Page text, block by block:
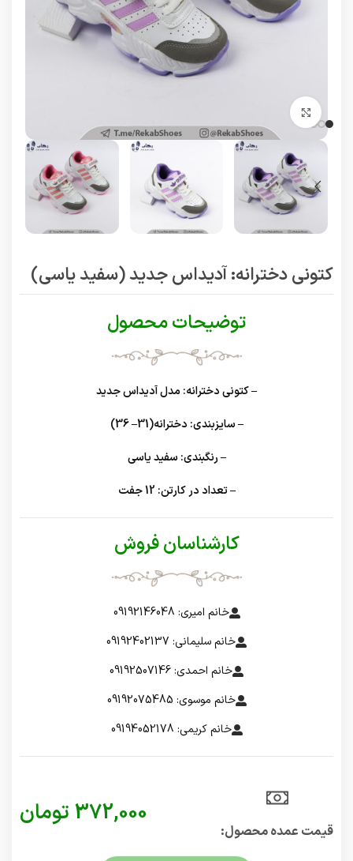
کتونی دخترانه: آدیداس جدید (سفید یاسی)
توضیحات محصول
– کتونی دخترانه: مدل آدیداس جدید
– سایزبندی: دخترانه(31– 36)
– رنگبندی: سفید یاسی
– تعداد در کارتن: 12 جفت
کارشناسان فروش
خانم امیری: 09192146048
خانم سلیمانی: 09192402137
خانم احمدی: 09192507146
خانم موسوی: 09192075485
خانم کریمی: 09194052178
قیمت عمده محصول:​
372,000 تومان